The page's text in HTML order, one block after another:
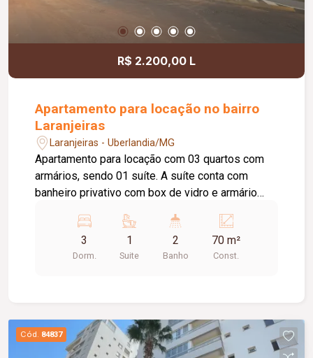
R$ 2.200,00 L
Apartamento para locação no bairro
Laranjeiras
Laranjeiras - Uberlandia/MG
Apartamento para locação com 03 quartos com
armários, sendo 01 suíte. A suíte conta com
banheiro privativo com box de vidro e armário
ambientes, e sacada. Cozinha com armários e
cooktop, além de área de serviço. O imóvel
possui ainda 01 banheiro social com box de vidro
playground, academia, salão de festas, piscina e
quadra esportiva.
3
Dorm.
1
Suite
2
Banho
70 m²
Const.
Cód. 84837